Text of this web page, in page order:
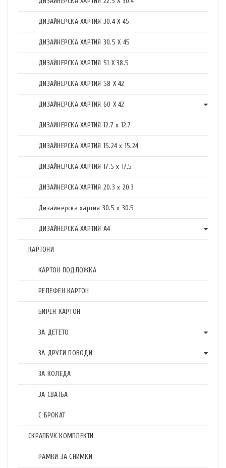
ДИЗАЙНЕРСКА ХАРТИЯ 30.4 X 45
ДИЗАЙНЕРСКА ХАРТИЯ 30.5 X 45
ДИЗАЙНЕРСКА ХАРТИЯ 51 X 38.5
ДИЗАЙНЕРСКА ХАРТИЯ 58 X 42
ДИЗАЙНЕРСКА ХАРТИЯ 60 X 42
ДИЗАЙНЕРСКА ХАРТИЯ 12.7 x 12.7
ДИЗАЙНЕРСКА ХАРТИЯ 15.24 x 15.24
ДИЗАЙНЕРСКА ХАРТИЯ 17.5 х 17.5
ДИЗАЙНЕРСКА ХАРТИЯ 20.3 х 20.3
Дизайнерска хартия 30.5 х 30.5
ДИЗАЙНЕРСКА ХАРТИЯ А4
КАРТОНИ
КАРТОН ПОДЛОЖКА
РЕЛЕФЕН КАРТОН
БИРЕН КАРТОН
ЗА ДЕТЕТО
ЗА ДРУГИ ПОВОДИ
ЗА КОЛЕДА
ЗА СВАТБА
С БРОКАТ
СКРАПБУК КОМПЛЕКТИ
РАМКИ ЗА СНИМКИ